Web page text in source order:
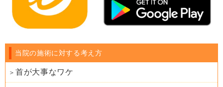
当院の施術に対する考え方
首が大事なワケ